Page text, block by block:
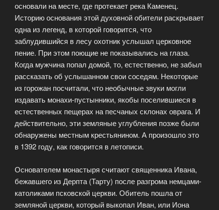
основали на месте, где протекает река Каменец.
Историю основания этой духовной обители раскрывает
одна из легенд, в которой говорится, что
заблудившийся в лесу охотник услышал церковное
пение. При этом поющие не показывались на глаза.
Когда мужчина попал домой, то, естественно, не забыл
рассказать об услышанном свои соседям. Некоторые
из горожан посчитали, что необычные звуки могли
издавать монахи-пустынники, якобы поселившиеся в
естественных пещерах на песчаных склонах оврага. И
действительно, эти земляные углубления позже были
обнаружены местным крестьянином. А произошло это
в 1392 году, как говорится в летописи.
Основателем монастыря считают священника Ивана,
бежавшего из Дерпта (Тарту) после разгрома немцами-
католиками псковской церкви. Обитель пошла от
земляной церкви, который выкопал Иван, или Иона